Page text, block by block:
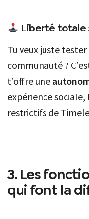
Liberté totale
Tu veux juste
communauté ?
t’offre une
expérience
restrictifs de
3. Les
qui font la